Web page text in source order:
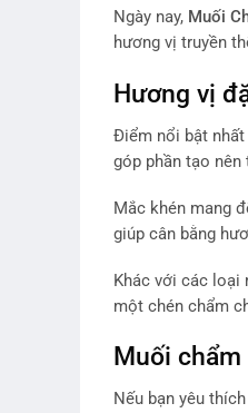
Ngày nay, Muối
hương vị truyền
Hương vị
Điểm nổi bật nhất
góp phần tạo nên
Mắc khén mang
giúp cân bằng
Khác với các loại
một chén chẩm
Muối chẩm
Nếu bạn yêu